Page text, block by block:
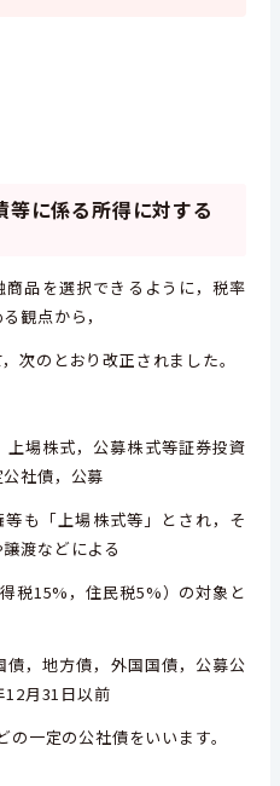
に係る所得に対する
品を選択できるように，税率
観点から，
次のとおり改正されました。
場株式，公募株式等証券投資
社債，公募
等も「上場株式等」とされ，そ
渡などによる
税15%，住民税5%）の対象と
地方債，外国国債，公募公
12月31日以前
の一定の公社債をいいます。